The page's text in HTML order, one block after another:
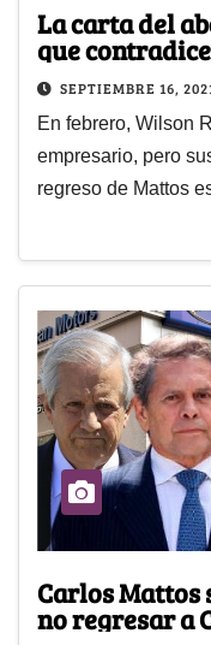
La carta del
que
SEPTIEMBRE 16,
En febrero, Wilson
empresario, pero
regreso de Mattos
Carlos Mattos
no regresar a